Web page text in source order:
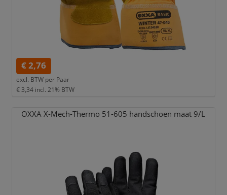
€ 2,76
excl. BTW per Paar
€ 3,34 incl. 21% BTW
OXXA X-Mech-Thermo 51-605 handschoen maat 9/L